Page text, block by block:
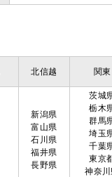
北信越 関東
新潟県
富山県
石川県
福井県
長野県
茨城
栃木
群馬
埼玉
千葉
東京
神奈